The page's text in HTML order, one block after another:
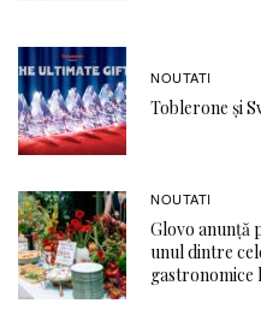
NOUTATI
Toblerone și
NOUTATI
Glovo anunță
unul dintre
gastronomice